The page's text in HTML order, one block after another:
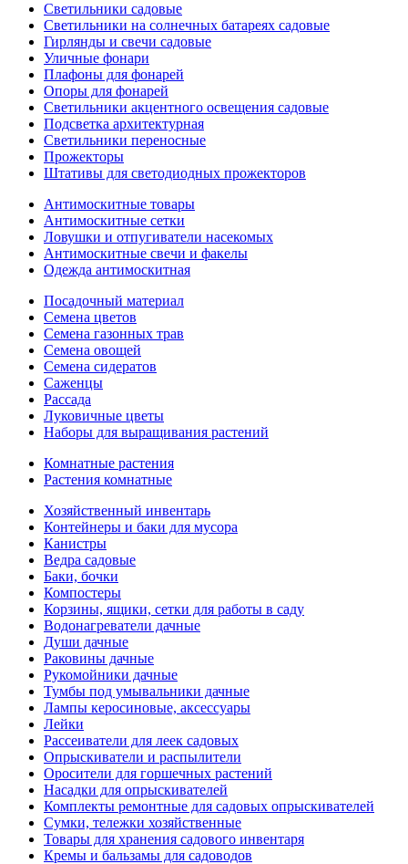
Светильники садовые
Светильники на солнечных батареях садовые
Гирлянды и свечи садовые
Уличные фонари
Плафоны для фонарей
Опоры для фонарей
Светильники акцентного освещения садовые
Подсветка архитектурная
Светильники переносные
Прожекторы
Штативы для светодиодных прожекторов
Антимоскитные товары
Антимоскитные сетки
Ловушки и отпугиватели насекомых
Антимоскитные свечи и факелы
Одежда антимоскитная
Посадочный материал
Семена цветов
Семена газонных трав
Семена овощей
Семена сидератов
Саженцы
Рассада
Луковичные цветы
Наборы для выращивания растений
Комнатные растения
Растения комнатные
Хозяйственный инвентарь
Контейнеры и баки для мусора
Канистры
Ведра садовые
Баки, бочки
Компостеры
Корзины, ящики, сетки для работы в саду
Водонагреватели дачные
Души дачные
Раковины дачные
Рукомойники дачные
Тумбы под умывальники дачные
Лампы керосиновые, аксессуары
Лейки
Рассеиватели для леек садовых
Опрыскиватели и распылители
Оросители для горшечных растений
Насадки для опрыскивателей
Комплекты ремонтные для садовых опрыскивателей
Сумки, тележки хозяйственные
Товары для хранения садового инвентаря
Кремы и бальзамы для садоводов